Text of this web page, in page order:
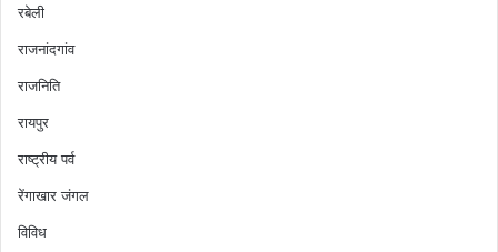
रबेली
राजनांदगांव
राजनिति
रायपुर
राष्ट्रीय पर्व
रेंगाखार जंगल
विविध